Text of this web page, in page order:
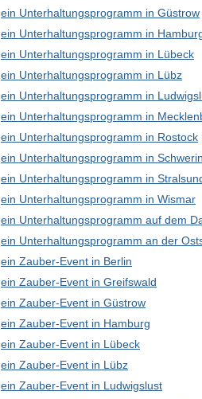
ein Unterhaltungsprogramm in Güstrow
ein Unterhaltungsprogramm in
ein Unterhaltungsprogramm in Lübeck
ein Unterhaltungsprogramm in Lübz
ein Unterhaltungsprogramm in
ein Unterhaltungsprogramm in
ein Unterhaltungsprogramm in Rostock
ein Unterhaltungsprogramm in
ein Unterhaltungsprogramm in
ein Unterhaltungsprogramm in Wismar
ein Unterhaltungsprogramm auf dem
ein Unterhaltungsprogramm an der
ein Zauber-Event in Berlin
ein Zauber-Event in Greifswald
ein Zauber-Event in Güstrow
ein Zauber-Event in Hamburg
ein Zauber-Event in Lübeck
ein Zauber-Event in Lübz
ein Zauber-Event in Ludwigslust